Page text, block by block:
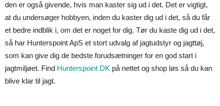
den er også givende, hvis man kaster sig ud i det. Det er vigtigt,
at du undersøger hobbyen, inden du kaster dig ud i det, så du får
et bedre indblik i, om det er noget for dig. Tør du kaste dig ud i det,
så har Hunterspoint ApS et stort udvalg af jagtudstyr og jagttøj,
som kan give dig de bedste forudsætninger for en god start i
jagtmiljøet. Find Hunterspoint DK på nettet og shop løs så du kan
blive klar til jagt.